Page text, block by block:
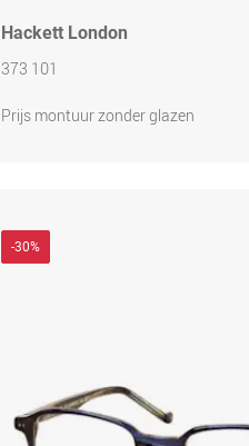
Hackett London
373 101
Prijs montuur zonder glazen
-30%